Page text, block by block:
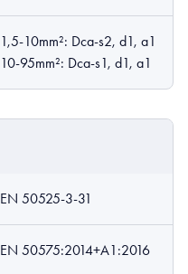
1,5-10mm²: Dca-s2, d1, a1
10-95mm²: Dca-s1, d1, a1
EN 50525-3-31
EN 50575:2014+A1:2016